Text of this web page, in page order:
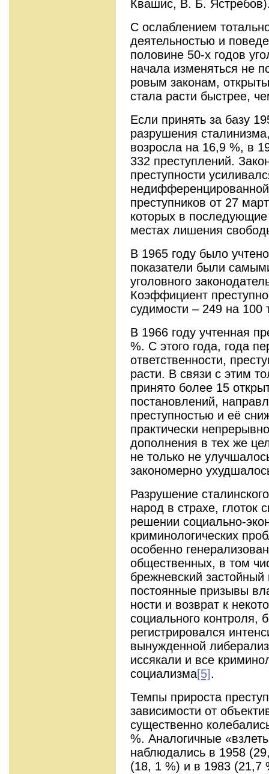
Квашис, В. Б.
С ослаблением
деятельностью и
половине 50-х годов
начала изменяться не
ровым законам,
стала расти бы­стрее,
Если принять за базу
разрушения
возросла на 16,9 %, в
332 преступ­лений.
преступности
преступников от 27
которых в
местах лишения
В 1965 году было
пока­затели были
уголовного
Коэффициент
судимости – 249 на 100
В 1966 году учтенная
%. С этого года, года
ответственности,
расти. В связи с этим
принято более 15
постановлений,
преступностью и её
практически
дополнения в тех же
не только не
закономерно
Разрушение
народ в страхе, глоток
решении социально-
криминологических
особенно
общественных, в том
брежневский
постоянные призывы
ности и возврат к
социального
регистрировался
вынужденной
иссякали и все
социализма[5].
Темпы прироста
зависимости от
существенно
%. Аналогичные
наблюдались в 1958
(18, 1 %) и в 1983 (21,7